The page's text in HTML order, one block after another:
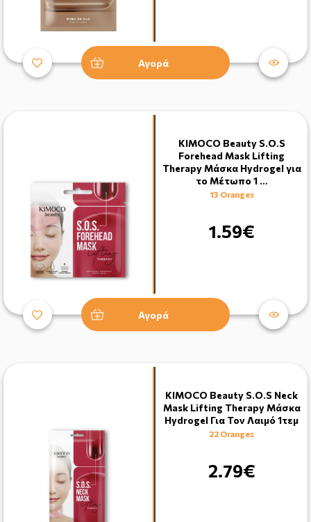
Αγορά
KIMOCO Beauty S.O.S
Forehead Mask Lifting
Therapy Μάσκα Hydrogel για
το Μέτωπο 1 …
13 Oranges
1.59€
Αγορά
KIMOCO Beauty S.O.S Neck
Mask Lifting Therapy Μάσκα
Hydrogel Για Τον Λαιμό 1τεμ
22 Oranges
2.79€